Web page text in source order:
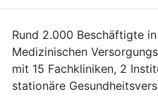
Rund 2.000 Beschäftigte
Medizinischen
mit 15 Fachkliniken, 2
stationäre